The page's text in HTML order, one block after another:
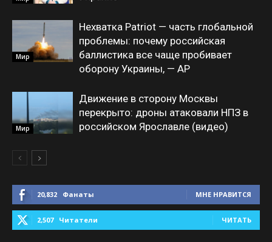
Мир
Нехватка Patriot — часть глобальной
проблемы: почему российская
баллистика все чаще пробивает
оборону Украины, — AP
Мир
Движение в сторону Москвы
перекрыто: дроны атаковали НПЗ в
российском Ярославле (видео)
20,832 Фанаты МНЕ НРАВИТСЯ
2,507 Читатели ЧИТАТЬ